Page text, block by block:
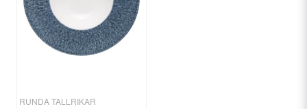
RUNDA TALLRIKAR